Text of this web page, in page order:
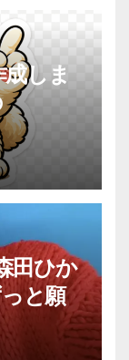
しま
田ひか
と願